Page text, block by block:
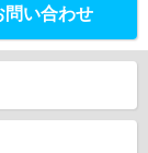
問い合わせ